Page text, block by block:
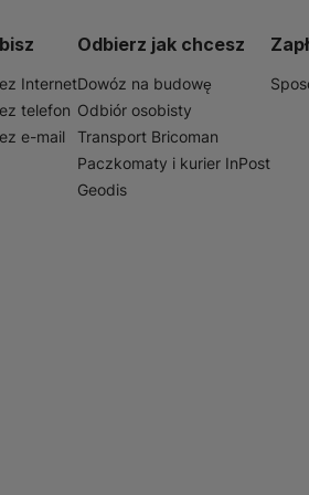
remont, czy nową
oczekiwania.
Internet
telefon
e-mail
Odbierz jak chcesz
Dowóz na budowę
Odbiór osobisty
Transport Bricoman
Paczkomaty i kurier InPost
Geodis